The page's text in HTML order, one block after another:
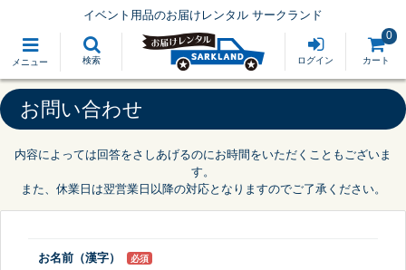
メニュー 検索
イベント用品のお届けレンタル サークランド
ログイン カート
0
お問い合わせ
内容によっては回答をさしあげるのにお時間をいただくこともございま
す。
また、休業日は翌営業日以降の対応となりますのでご了承ください。
お名前（漢字） 必須